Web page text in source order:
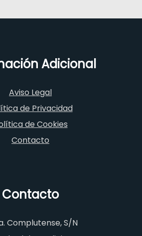
Adicional
Aviso Legal
de Privacidad
de Cookies
Contacto
Contacto
Complutense, S/N